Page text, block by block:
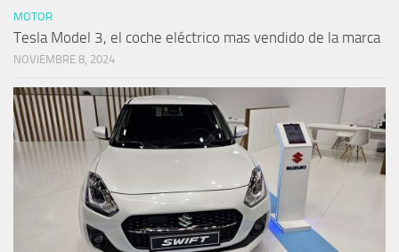
MOTOR
Tesla Model 3, el coche eléctrico mas vendido de la marca
NOVIEMBRE 8, 2024